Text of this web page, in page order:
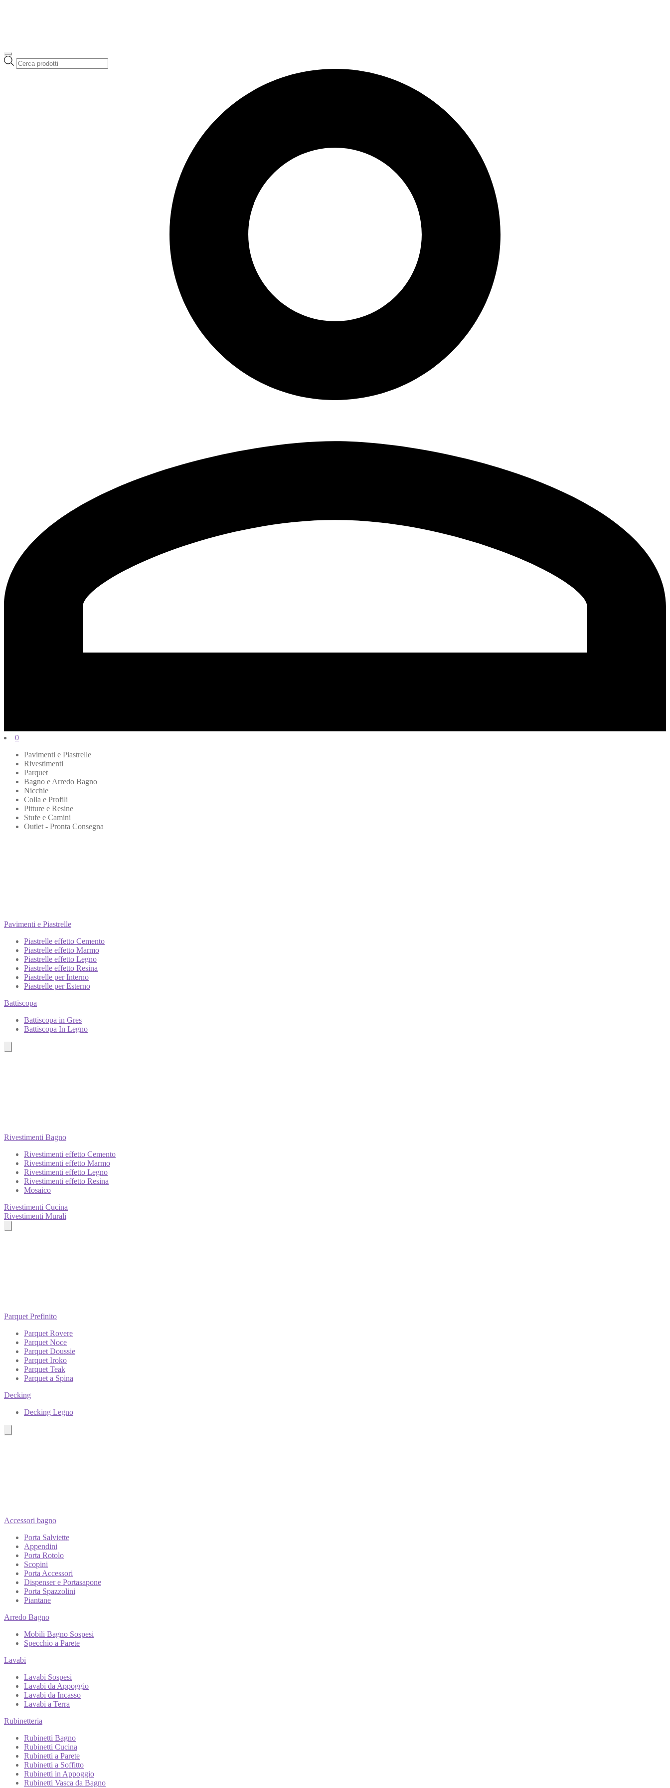
Ricerca
prodotti
0
Pavimenti e Piastrelle
Rivestimenti
Parquet
Bagno e Arredo Bagno
Nicchie
Colla e Profili
Pitture e Resine
Stufe e Camini
Outlet - Pronta Consegna
Pavimenti e Piastrelle
Piastrelle effetto Cemento
Piastrelle effetto Marmo
Piastrelle effetto Legno
Piastrelle effetto Resina
Piastrelle per Interno
Piastrelle per Esterno
Battiscopa
Battiscopa in Gres
Battiscopa In Legno
Rivestimenti Bagno
Rivestimenti effetto Cemento
Rivestimenti effetto Marmo
Rivestimenti effetto Legno
Rivestimenti effetto Resina
Mosaico
Rivestimenti Cucina
Rivestimenti Murali
Parquet Prefinito
Parquet Rovere
Parquet Noce
Parquet Doussie
Parquet Iroko
Parquet Teak
Parquet a Spina
Decking
Decking Legno
Accessori bagno
Porta Salviette
Appendini
Porta Rotolo
Scopini
Porta Accessori
Dispenser e Portasapone
Porta Spazzolini
Piantane
Arredo Bagno
Mobili Bagno Sospesi
Specchio a Parete
Lavabi
Lavabi Sospesi
Lavabi da Appoggio
Lavabi da Incasso
Lavabi a Terra
Rubinetteria
Rubinetti Bagno
Rubinetti Cucina
Rubinetti a Parete
Rubinetti a Soffitto
Rubinetti in Appoggio
Rubinetti Vasca da Bagno